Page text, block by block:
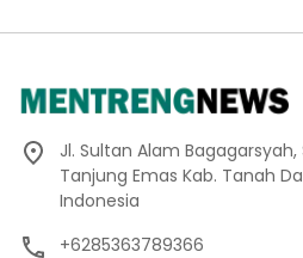
Jl. Sultan Alam
Tanjung Emas Kab. Tanah
Indonesia
+6285363789366